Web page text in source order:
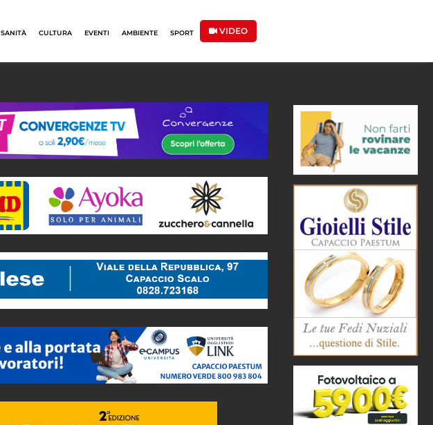
SANITÀ CULTURA EVENTI AMBIENTE SPORT VIDEO